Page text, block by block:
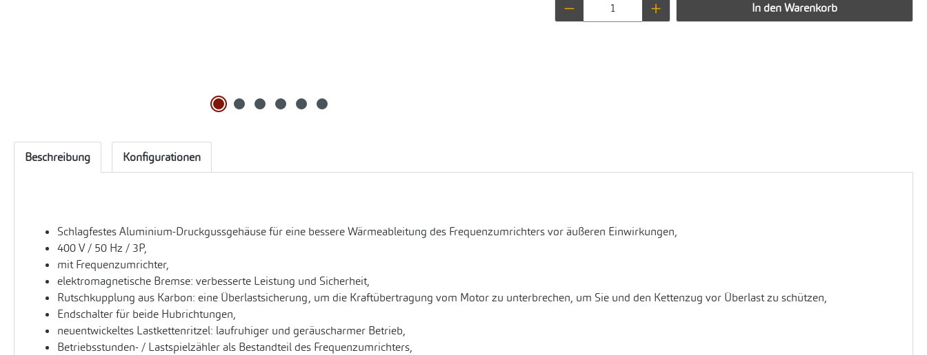
Produkt Anzahl: Gib den gewünschten Wert ein
In den Warenkorb
Beschreibung Konfigurationen
Schlagfestes Aluminium-Druckgussgehäuse für eine bessere Wärmeableitung des Frequenzumrichters vor äußeren Einwirkungen,
400 V / 50 Hz / 3P,
mit Frequenzumrichter,
elektromagnetische Bremse: verbesserte Leistung und Sicherheit,
Rutschkupplung aus Karbon: eine Überlastsicherung, um die Kraftübertragung vom Motor zu unterbrechen, um Sie und den Kettenzug vor Überlast zu schützen,
Endschalter für beide Hubrichtungen,
neuentwickeltes Lastkettenritzel: laufruhiger und geräuscharmer Betrieb,
Betriebsstunden- / Lastspielzähler als Bestandteil des Frequenzumrichters,